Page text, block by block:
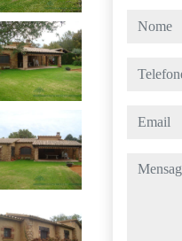
nome
telefone
email
mensagem